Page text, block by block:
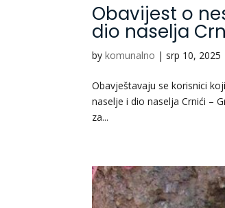
Obavijest o
dio naselja
bykomunalno | srp 10, 2025
Obavještavaju se korisnici
naselje i dio naselja Crnići –
za...